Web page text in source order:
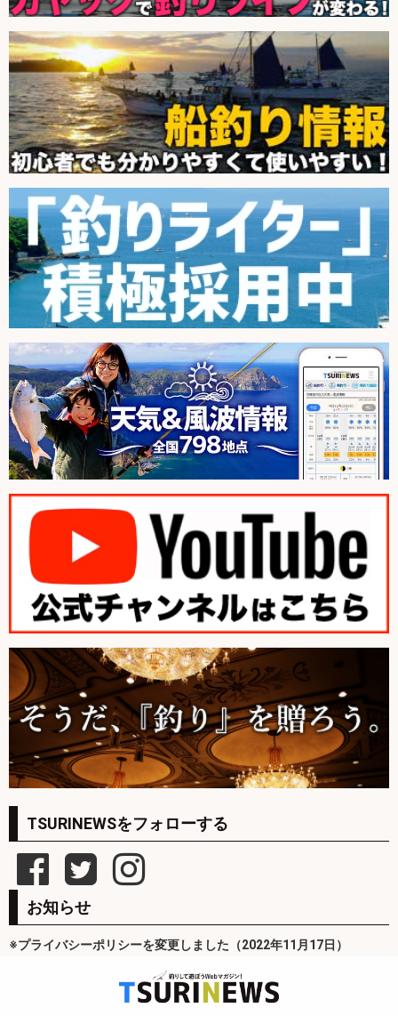
TSURINEWSをフォローする
お知らせ
※プライバシーポリシーを変更しました（2022年11月17日）